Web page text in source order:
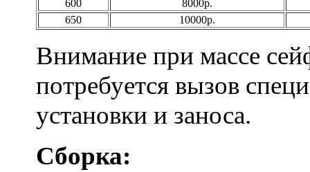
600
8000р.
650
10000р.
Внимание при массе
потребуется вызов
установки и заноса.
Сборка: